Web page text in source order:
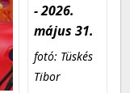
- 2026.
május 31.
fotó: Tüskés
Tibor